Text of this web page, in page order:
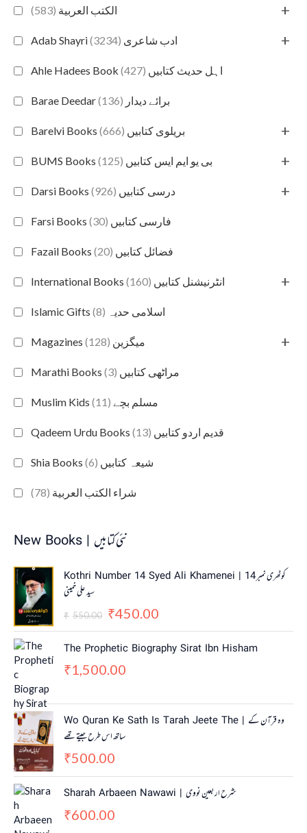
الكتب العربية (583) +
Adab Shayri ادب شاعری (3234) +
Ahle Hadees Book اہل حدیث کتابیں (427)
Barae Deedar برائے دیدار (136)
Barelvi Books بریلوی کتابیں (666) +
BUMS Books بی یو ایم ایس کتابیں (125) +
Darsi Books درسی کتابیں (926) +
Farsi Books فارسی کتابیں (30)
Fazail Books فضائل کتابیں (20)
International Books انٹرنیشنل کتابیں (160) +
Islamic Gifts اسلامی حدیہ (8)
Magazines میگزین (128) +
Marathi Books مراٹھی کتابیں (3)
Muslim Kids مسلم بچے (11)
Qadeem Urdu Books قدیم اردو کتابیں (13)
Shia Books شیعہ کتابیں (6)
شراء الكتب العربية (78)
New Books | نئی کتابیں
Kothri Number 14 Syed Ali Khamenei | کوٹھری نمبر 14
سید علی خمینی
₹ 550.00
r
g
a
c
e
w
:
₹
₹450.00
u
r
t
e
4
The Prophetic Biography Sirat Ibn Hisham
₹1,500.00
Wo Quran Ke Sath Is Tarah Jeete The | وہ قرآن کے
ساتھ اس طرح جیتے تھے
₹500.00
Sharah Arbaeen Nawawi | شرح اربعین نووی
₹600.00